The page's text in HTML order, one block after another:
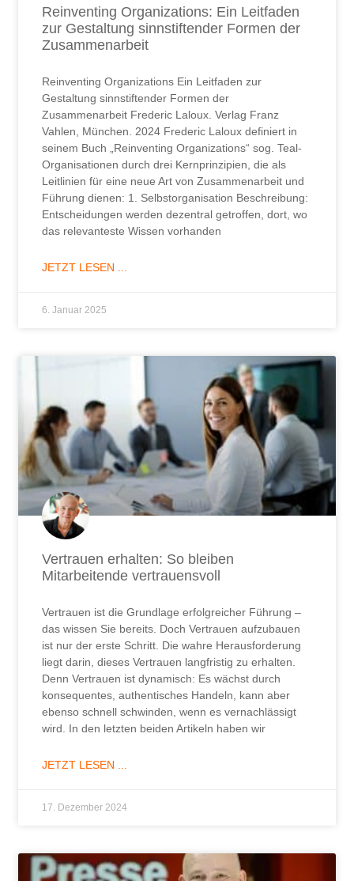
Reinventing Organizations: Ein Leitfaden
zur Gestaltung sinnstiftender Formen der
Zusammenarbeit
Reinventing Organizations Ein Leitfaden zur
Gestaltung sinnstiftender Formen der
Zusammenarbeit Frederic Laloux. Verlag Franz
Vahlen, München. 2024 Frederic Laloux definiert in
seinem Buch „Reinventing Organizations“ sog. Teal-
Organisationen durch drei Kernprinzipien, die als
Leitlinien für eine neue Art von Zusammenarbeit und
Führung dienen: 1. Selbstorganisation Beschreibung:
Entscheidungen werden dezentral getroffen, dort, wo
das relevanteste Wissen vorhanden
JETZT LESEN ...
6. Januar 2025
Vertrauen erhalten: So bleiben
Mitarbeitende vertrauensvoll
Vertrauen ist die Grundlage erfolgreicher Führung –
das wissen Sie bereits. Doch Vertrauen aufzubauen
ist nur der erste Schritt. Die wahre Herausforderung
liegt darin, dieses Vertrauen langfristig zu erhalten.
Denn Vertrauen ist dynamisch: Es wächst durch
konsequentes, authentisches Handeln, kann aber
ebenso schnell schwinden, wenn es vernachlässigt
wird. In den letzten beiden Artikeln haben wir
JETZT LESEN ...
17. Dezember 2024